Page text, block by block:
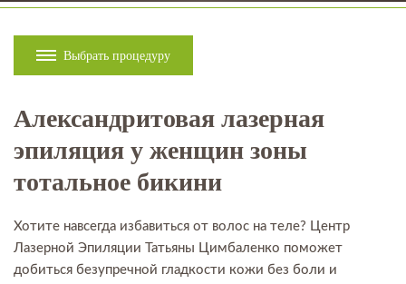
Выбрать процедуру
Александритовая лазерная
эпиляция у женщин зоны
тотальное бикини
Хотите навсегда избавиться от волос на теле? Центр
Лазерной Эпиляции Татьяны Цимбаленко поможет
добиться безупречной гладкости кожи без боли и